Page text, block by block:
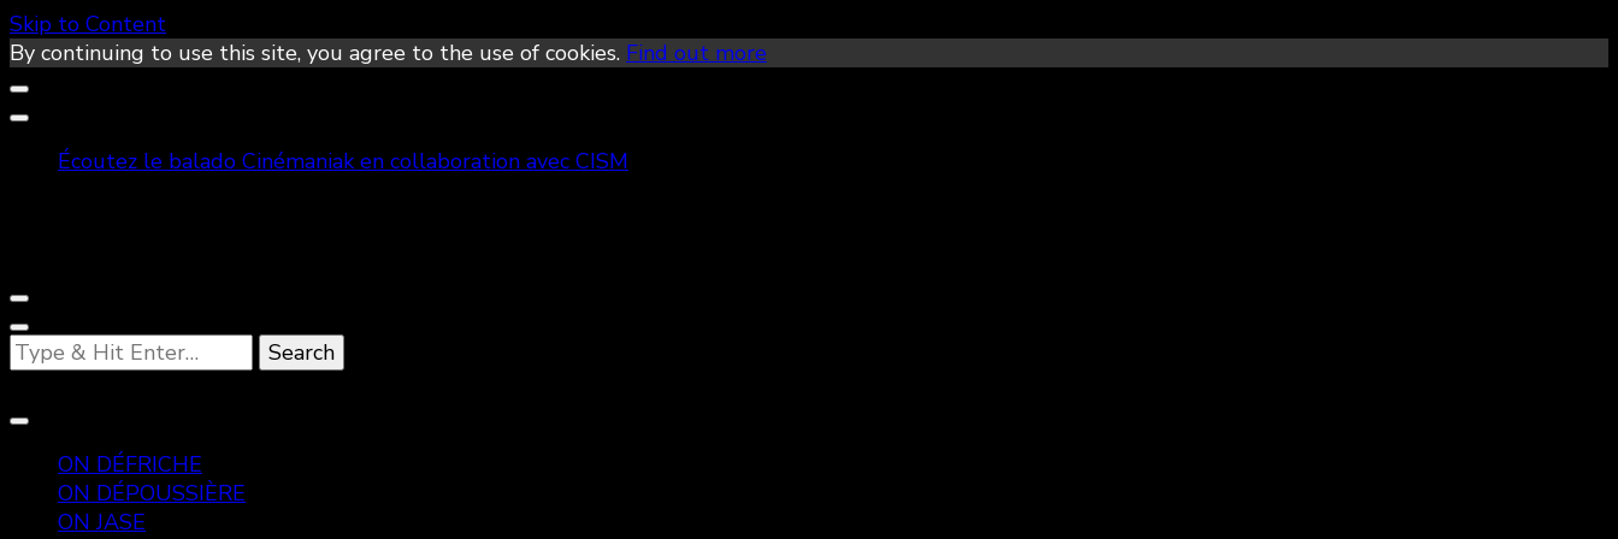
Skip to Content
By continuing to use this site, you agree to the use of cookies. Find out more
Écoutez le balado Cinémaniak en collaboration avec CISM
Looking
for
ON DÉFRICHE
ON DÉPOUSSIÈRE
ON JASE